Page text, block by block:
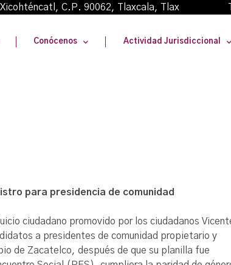
Xicohténcatl, C.P. 90062, Tlaxcala, Tlax
Conócenos Actividad Jurisdiccional
para presidencia de comunidad
ciudadano promovido por los ciudadanos
a presidentes de comunidad propietario y
de Zacatelco, después de que su planilla fue